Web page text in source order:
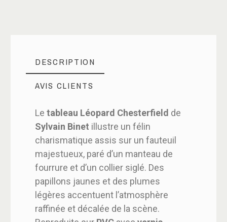
DESCRIPTION
AVIS CLIENTS
Le tableau Léopard Chesterfield de
Sylvain Binet illustre un félin
charismatique assis sur un fauteuil
majestueux, paré d’un manteau de
fourrure et d’un collier siglé. Des
papillons jaunes et des plumes
légères accentuent l’atmosphère
raffinée et décalée de la scène.